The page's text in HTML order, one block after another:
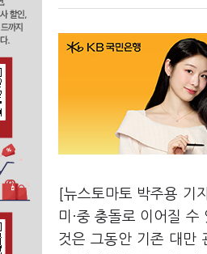
[뉴스토마토 박주용 기
미·중 충돌로 이어질
것은 그동안 기존 대만